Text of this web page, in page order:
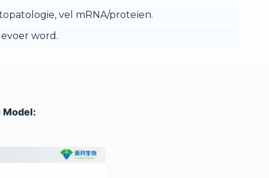
vel mRNA/proteïen.
word.
Model: